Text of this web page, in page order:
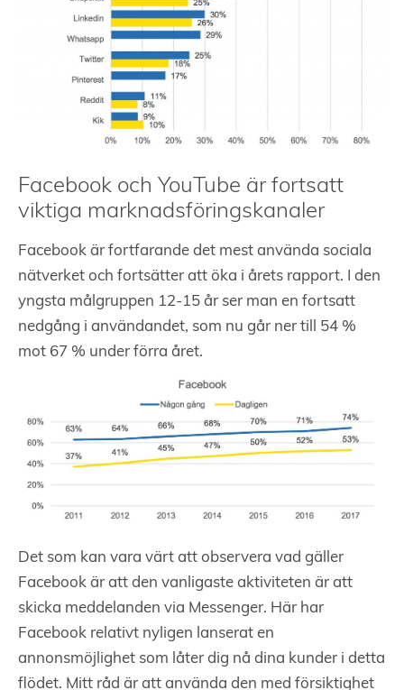
Facebook och YouTube är fortsatt
viktiga marknadsföringskanaler
Facebook är fortfarande det mest använda sociala
nätverket och fortsätter att öka i årets rapport. I den
yngsta målgruppen 12-15 år ser man en fortsatt
nedgång i användandet, som nu går ner till 54 %
mot 67 % under förra året.
Det som kan vara värt att observera vad gäller
Facebook är att den vanligaste aktiviteten är att
skicka meddelanden via Messenger. Här har
Facebook relativt nyligen lanserat en
annonsmöjlighet som låter dig nå dina kunder i detta
flödet. Mitt råd är att använda den med försiktighet